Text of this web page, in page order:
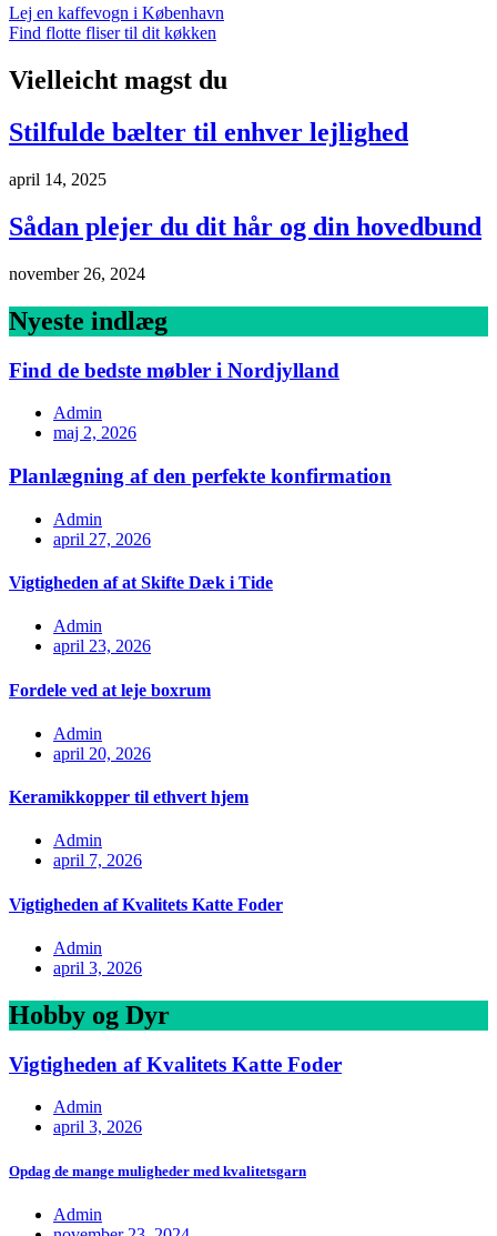
Indlægsnavigation
Lej en kaffevogn i København
Find flotte fliser til dit køkken
Vielleicht magst du
Stilfulde bælter til enhver lejlighed
april 14, 2025
Sådan plejer du dit hår og din hovedbund
november 26, 2024
Nyeste indlæg
Find de bedste møbler i Nordjylland
Admin
maj 2, 2026
Planlægning af den perfekte konfirmation
Admin
april 27, 2026
Vigtigheden af at Skifte Dæk i Tide
Admin
april 23, 2026
Fordele ved at leje boxrum
Admin
april 20, 2026
Keramikkopper til ethvert hjem
Admin
april 7, 2026
Vigtigheden af Kvalitets Katte Foder
Admin
april 3, 2026
Hobby og Dyr
Vigtigheden af Kvalitets Katte Foder
Admin
april 3, 2026
Opdag de mange muligheder med kvalitetsgarn
Admin